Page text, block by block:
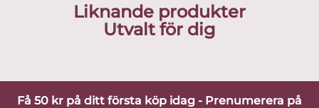
Liknande produkter
Utvalt för dig
Få 50 kr på ditt första köp idag - Prenumerera på